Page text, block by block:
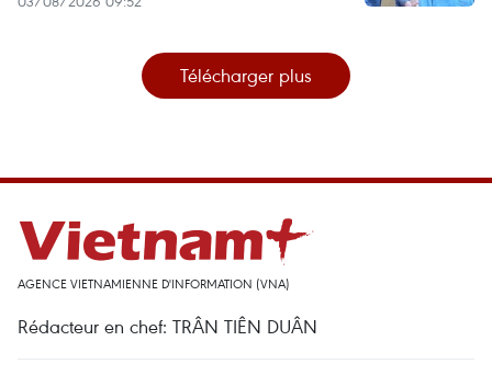
Télécharger plus
AGENCE VIETNAMIENNE D'INFORMATION (VNA)
Rédacteur en chef: TRÂN TIÊN DUÂN